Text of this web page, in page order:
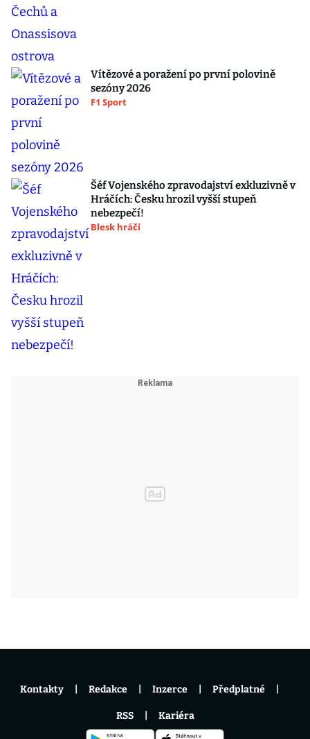
Vítězové a poražení po první polovině
sezóny 2026
F1 Sport
Šéf Vojenského zpravodajství exkluzivně v
Hráčích: Česku hrozil vyšší stupeň
nebezpečí!
Blesk hráči
Kontakty Redakce Inzerce Předplatné
RSS Kariéra